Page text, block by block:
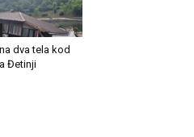
dva tela kod
Đetinji